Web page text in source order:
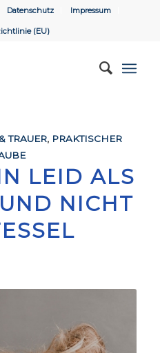
Datenschutz Impressum
(EU)
TRAUER, PRAKTISCHER
LEID ALS
NICHT